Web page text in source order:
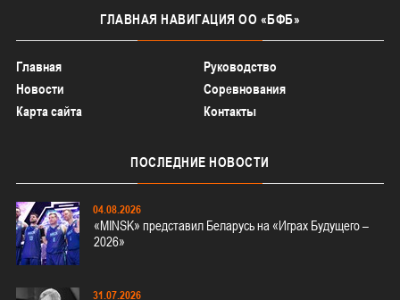
ГЛАВНАЯ НАВИГАЦИЯ ОО «БФБ»
Главная
Руководство
Новости
Соревнования
Карта сайта
Контакты
ПОСЛЕДНИЕ НОВОСТИ
04.08.2026
«MINSK» представил Беларусь на «Играх Будущего –
2026»
31.07.2026